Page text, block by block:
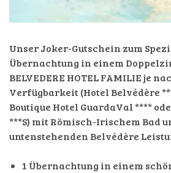
Unser Joker-Gutschein zum
Übernachtung in einem
BELVEDERE HOTEL FAMILIE je
Verfügbarkeit (Hotel Belvédère
Boutique Hotel GuardaVal ****
***S) mit Römisch-Irischem Bad
untenstehenden Belvédère
1 Übernachtung in einem